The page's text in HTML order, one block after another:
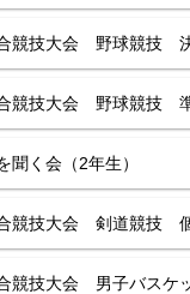
競技大会 野球競技
競技大会 野球競技
聞く会（2年生）
競技大会 剣道競技
競技大会 男子バスケ